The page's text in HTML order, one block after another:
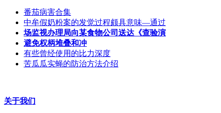
番茄病害合集
中牟假奶粉案的发觉过程颇具意味—通过
场监视办理局向某食物公司送达《查验演
避免权柄堆叠和冲
有些曾经使用的比力深度
苦瓜瓜实蝇的防治方法介绍
关于我们